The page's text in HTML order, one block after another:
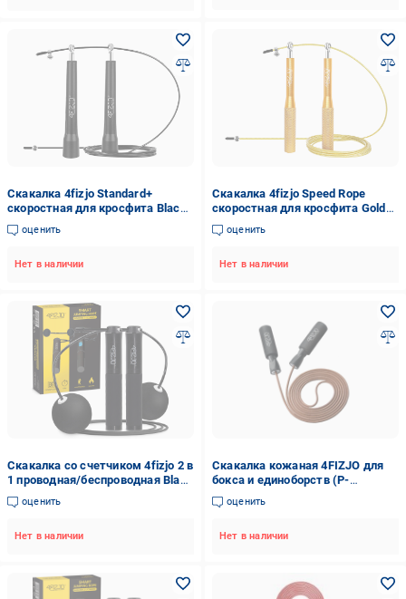
Скакалка 4fizjo Standard+
скоростная для кросфита Black
(4FJ0183)
оценить
Нет в наличии
Скакалка 4fizjo Speed Rope
скоростная для кросфита Gold
(4FJ0185)
оценить
Нет в наличии
Скакалка со счетчиком 4fizjo 2 в
1 проводная/беспроводная Black
(P-5905973402200)
оценить
Нет в наличии
Скакалка кожаная 4FIZJO для
бокса и единоборств (P-
5907222931172)
оценить
Нет в наличии